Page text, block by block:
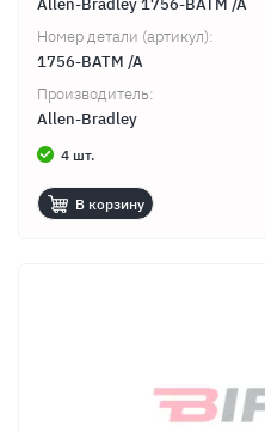
Allen-Bradley 1756-BATM /A
Номер детали (артикул):
1756-BATM /A
Производитель:
Allen-Bradley
4 шт.
В корзину